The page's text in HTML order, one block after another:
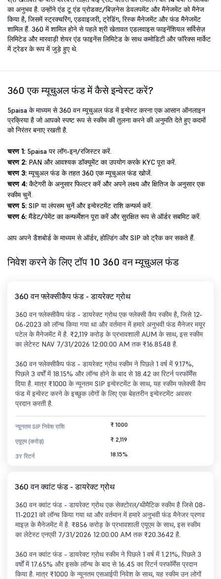
का अनुभव है. उन्होंने एंड टू एंड प्रोडक्ट/बिज़नेस डेवलपमेंट और मैनेजमेंट को मैनेज
किया है, जिसमें स्ट्रक्चरिंग, एडवाइजरी, ट्रेडिंग, रिस्क मैनेजमेंट और फंड मैनेजमेंट
शामिल हैं. 360 में शामिल होने से पहले श्री खेतावत एडलवाइस फाइनेंशियल सर्विसेज़
लिमिटेड और मारवाड़ी शेयर एंड फाइनेंस लिमिटेड के साथ कमोडिटी और फॉरेक्स मार्केट
में ट्रेडर के रूप में जुड़े हुए थे.
360 एक म्यूचुअल फंड में कैसे इन्वेस्ट करें?
5paisa के माध्यम से 360 वन म्यूचुअल फंड में इन्वेस्ट करना एक आसान ऑनलाइन
प्रक्रिया है जो आपको स्पष्ट रूप से स्कीम की तुलना करने की अनुमति देते हुए कदमों
को निरंतर बनाए रखती है.
चरण 1: 5paisa पर लॉग-इन/रजिस्टर करें.
चरण 2: PAN और आवश्यक डॉक्यूमेंट का उपयोग करके KYC पूरा करें.
चरण 3: म्यूचुअल फंड के तहत 360 एक म्यूचुअल फंड खोजें.
चरण 4: कैटेगरी के अनुसार फिल्टर करें और अपने लक्ष्य और क्षितिज के अनुसार एक
स्कीम चुनें.
चरण 5: SIP या लंपसम चुनें और इन्वेस्टमेंट राशि कन्फर्म करें.
चरण 6: मैंडेट/पेमेंट का कन्फर्मेशन पूरा करें और सुरक्षित रूप से ऑर्डर सबमिट करें.
आप अपने डैशबोर्ड के माध्यम से ऑर्डर, होल्डिंग और SIP को ट्रैक कर सकते हैं.
निवेश करने के लिए टॉप 10 360 वन म्यूचुअल फंड
360 वन फ्लेक्सीकैप फंड - डायरेक्ट ग्रोथ
360 वन फ्लेक्सीकैप फंड - डायरेक्ट ग्रोथ एक फ्लेक्सी कैप स्कीम है, जिसे 12-
06-2023 को लॉन्च किया गया था और वर्तमान में हमारे अनुभवी फंड मैनेजर मयूर
पटेल के मैनेजमेंट में है. ₹2,119 करोड़ के प्रभावशाली AUM के साथ, इस स्कीम
का लेटेस्ट NAV 7/31/2026 12:00:00 AM तक ₹16.8548 है.
360 वन फ्लेक्सीकैप फंड - डायरेक्ट ग्रोथ स्कीम ने पिछले 1 वर्ष में 9.17%,
पिछले 3 वर्षों में 18.15% और लॉन्च होने के बाद से 18.42 का रिटर्न परफॉर्मेंस
दिया है. मात्र ₹1000 के न्यूनतम SIP इन्वेस्टमेंट के साथ, यह स्कीम फ्लेक्सी कैप
फंड में इन्वेस्ट करने के इच्छुक लोगों के लिए एक बेहतरीन इन्वेस्टमेंट अवसर
प्रदान करती है.
न्यूनतम SIP निवेश राशि ₹ 1000
एयूएम (करोड़) ₹ 2,119
3Y रिटर्न 18.15%
360 वन क्वांट फंड - डायरेक्ट ग्रोथ
360 वन क्वांट फंड - डायरेक्ट ग्रोथ एक सेक्टोरल/थीमैटिक स्कीम है जिसे 08-
11-2021 को लॉन्च किया गया था और वर्तमान में हमारे अनुभवी फंड मैनेजर प्रणव
माइज़ के मैनेजमेंट में है. ₹856 करोड़ के प्रभावशाली एयूएम के साथ, इस स्कीम
का लेटेस्ट एनएवी 7/31/2026 12:00:00 AM तक ₹20.3642 है.
360 वन क्वांट फंड - डायरेक्ट ग्रोथ स्कीम ने पिछले 1 वर्ष में 1.21%, पिछले 3
वर्षों में 17.65% और इसके लॉन्च के बाद से 16.45 का रिटर्न परफॉर्मेंस प्रदान
किया है. मात्र ₹1000 के न्यूनतम एसआईपी निवेश के साथ, यह स्कीम उन लोगों